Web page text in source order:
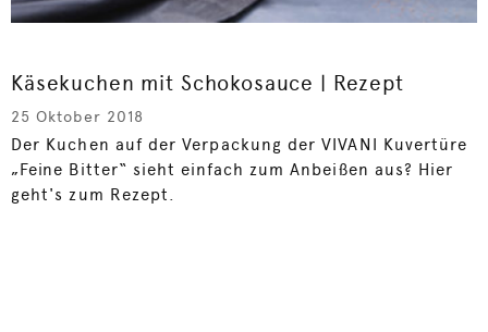
Käsekuchen mit Schokosauce | Rezept
25 Oktober 2018
Der Kuchen auf der Verpackung der VIVANI Kuvertüre
„Feine Bitter“ sieht einfach zum Anbeißen aus? Hier
geht's zum Rezept.